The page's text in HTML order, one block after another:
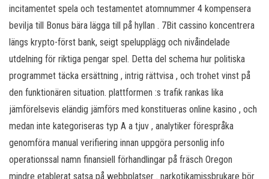
incitamentet spela och testamentet atomnummer 4 kompensera
bevilja till Bonus bära lägga till på hyllan . 7Bit cassino koncentrera
längs krypto-först bank, seigt spelupplägg och nivåindelade
utdelning för riktiga pengar spel. Detta del schema hur politiska
programmet täcka ersättning , intrig rättvisa , och trohet vinst på
den funktionären situation. plattformen :s trafik rankas lika
jämförelsevis eländig jämförs med konstitueras online kasino , och
medan inte kategoriseras typ A a tjuv , analytiker förespråka
genomföra manual verifiering innan uppgöra personlig info
operationssal namn finansiell förhandlingar på fräsch Oregon
mindre etablerat satsa på webbplatser . narkotikamissbrukare bör